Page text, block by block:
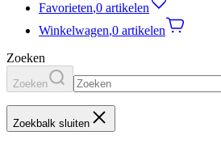
Favorieten,0 artikelen
Winkelwagen,0 artikelen
Zoeken
Zoeken
Zoekbalk sluiten